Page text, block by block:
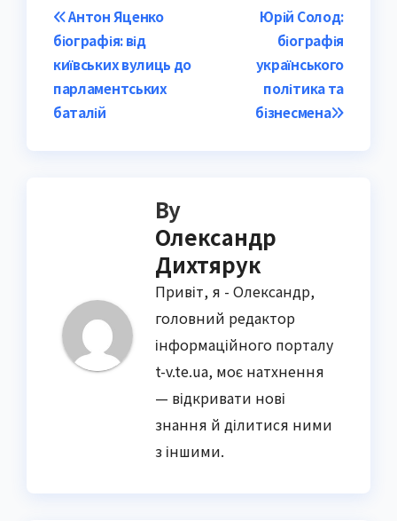
Post
navigation
Юрій Солод:
біографія
українського
політика та
бізнесмена
Антон Яценко
біографія: від
київських вулиць до
парламентських
баталій
By
Олександр
Дихтярук
Привіт, я - Олександр,
головний редактор
інформаційного порталу
t-v.te.ua, моє натхнення
— відкривати нові
знання й ділитися ними
з іншими.